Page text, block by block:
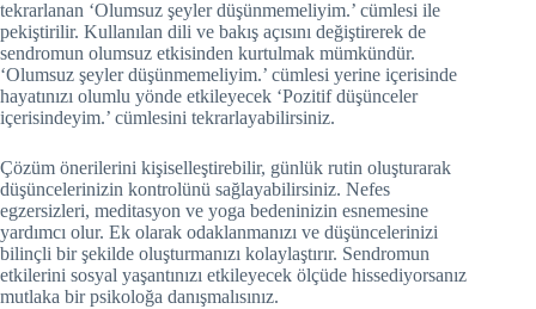
tekrarlanan ‘Olumsuz şeyler düşünmemeliyim.’ cümlesi ile
pekiştirilir. Kullanılan dili ve bakış açısını değiştirerek de
sendromun olumsuz etkisinden kurtulmak mümkündür.
‘Olumsuz şeyler düşünmemeliyim.’ cümlesi yerine içerisinde
hayatınızı olumlu yönde etkileyecek ‘Pozitif düşünceler
içerisindeyim.’ cümlesini tekrarlayabilirsiniz.
Çözüm önerilerini kişiselleştirebilir, günlük rutin oluşturarak
düşüncelerinizin kontrolünü sağlayabilirsiniz. Nefes
egzersizleri, meditasyon ve yoga bedeninizin esnemesine
yardımcı olur. Ek olarak odaklanmanızı ve düşüncelerinizi
bilinçli bir şekilde oluşturmanızı kolaylaştırır. Sendromun
etkilerini sosyal yaşantınızı etkileyecek ölçüde hissediyorsanız
mutlaka bir psikoloğa danışmalısınız.